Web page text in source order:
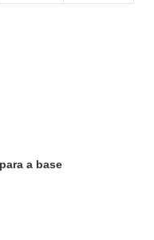
a base